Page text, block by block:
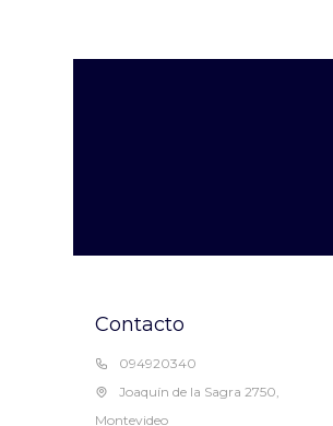
Contacto
094920340
Joaquín de la Sagra 2750,
Montevideo